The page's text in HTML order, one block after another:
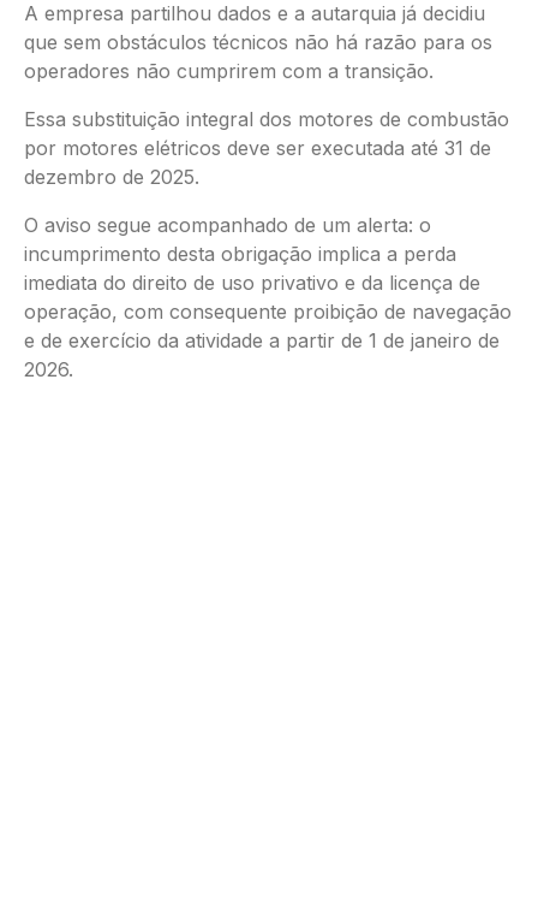
A empresa partilhou dados e a autarquia já decidiu
que sem obstáculos técnicos não há razão para os
operadores não cumprirem com a transição.
Essa substituição integral dos motores de combustão
por motores elétricos deve ser executada até 31 de
dezembro de 2025.
O aviso segue acompanhado de um alerta: o
incumprimento desta obrigação implica a perda
imediata do direito de uso privativo e da licença de
operação, com consequente proibição de navegação
e de exercício da atividade a partir de 1 de janeiro de
2026.